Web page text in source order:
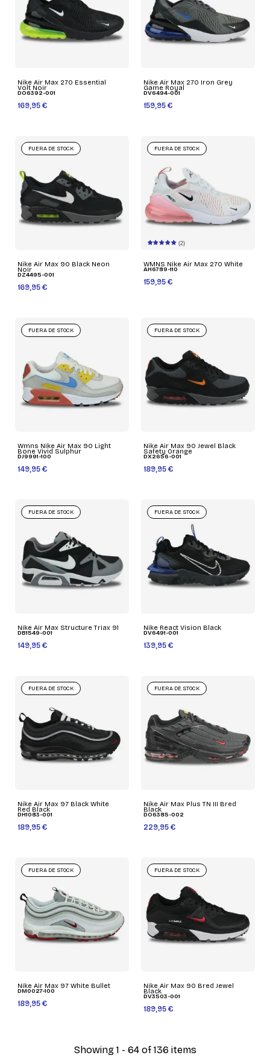
Nike Air Max 270 Essential
Volt Noir
DO6392-001
169,95 €
Nike Air Max 270 Iron Grey
Game Royal
DV6494-001
159,95 €
Nike Air Max 90 Black Neon
Noir
DZ4495-001
169,95 €
FUERA DE STOCK
(2)
WMNS Nike Air Max 270 White
AH6789-110
159,95 €
FUERA DE STOCK
Wmns Nike Air Max 90 Light
Bone Vivid Sulphur
DJ9991-100
149,95 €
FUERA DE STOCK
Nike Air Max 90 Jewel Black
Safety Orange
DX2656-001
189,95 €
FUERA DE STOCK
Nike Air Max Structure Triax 91
DB1549-001
149,95 €
FUERA DE STOCK
Nike React Vision Black
DV6491-001
139,95 €
FUERA DE STOCK
Nike Air Max 97 Black White
Red Black
DH1083-001
189,95 €
FUERA DE STOCK
Nike Air Max Plus TN III Bred
Black
DO6385-002
229,95 €
FUERA DE STOCK
Nike Air Max 97 White Bullet
DM0027-100
189,95 €
FUERA DE STOCK
Nike Air Max 90 Bred Jewel
Black
DV3503-001
189,95 €
FUERA DE STOCK
Showing 1 - 64 of 136 items